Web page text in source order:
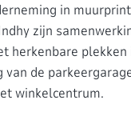
in
zijn
herkenbare
van de
winkelcentrum.